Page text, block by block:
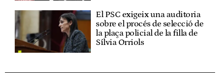
El PSC exigeix una auditoria
sobre el procés de selecció de
la plaça policial de la filla de
Sílvia Orriols